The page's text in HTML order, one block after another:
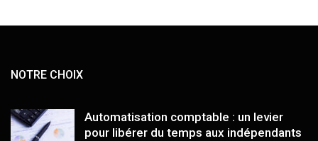
NOTRE CHOIX
Automatisation comptable : un levier
pour libérer du temps aux indépendants